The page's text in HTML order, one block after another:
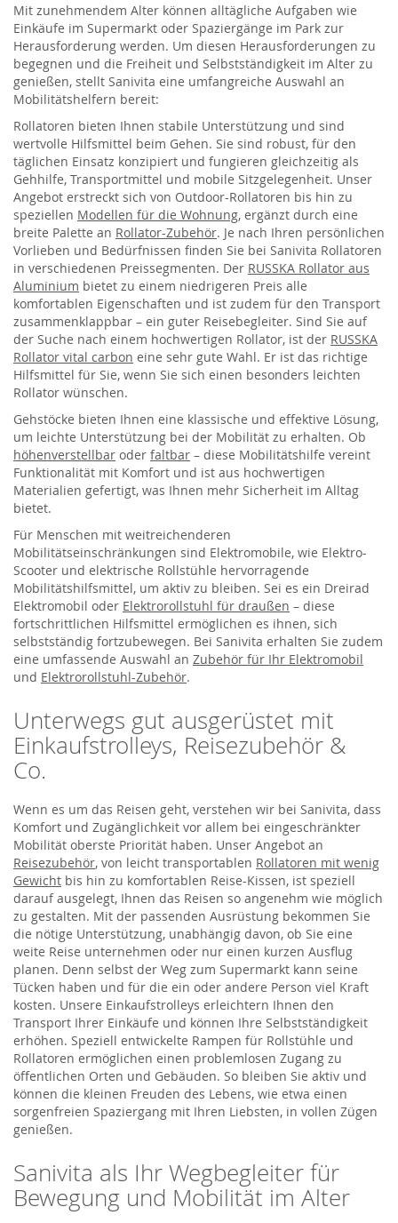
Mit zunehmendem Alter können alltägliche Aufgaben wie
Einkäufe im Supermarkt oder Spaziergänge im Park zur
Herausforderung werden. Um diesen Herausforderungen zu
begegnen und die Freiheit und Selbstständigkeit im Alter zu
genießen, stellt Sanivita eine umfangreiche Auswahl an
Mobilitätshelfern bereit:
Rollatoren bieten Ihnen stabile Unterstützung und sind
wertvolle Hilfsmittel beim Gehen. Sie sind robust, für den
täglichen Einsatz konzipiert und fungieren gleichzeitig als
Gehhilfe, Transportmittel und mobile Sitzgelegenheit. Unser
Angebot erstreckt sich von Outdoor-Rollatoren bis hin zu
speziellen Modellen für die Wohnung, ergänzt durch eine
breite Palette an Rollator-Zubehör. Je nach Ihren persönlichen
Vorlieben und Bedürfnissen finden Sie bei Sanivita Rollatoren
in verschiedenen Preissegmenten. Der RUSSKA Rollator aus
Aluminium bietet zu einem niedrigeren Preis alle
komfortablen Eigenschaften und ist zudem für den Transport
zusammenklappbar – ein guter Reisebegleiter. Sind Sie auf
der Suche nach einem hochwertigen Rollator, ist der RUSSKA
Rollator vital carbon eine sehr gute Wahl. Er ist das richtige
Hilfsmittel für Sie, wenn Sie sich einen besonders leichten
Rollator wünschen.
Gehstöcke bieten Ihnen eine klassische und effektive Lösung,
um leichte Unterstützung bei der Mobilität zu erhalten. Ob
höhenverstellbar oder faltbar – diese Mobilitätshilfe vereint
Funktionalität mit Komfort und ist aus hochwertigen
Materialien gefertigt, was Ihnen mehr Sicherheit im Alltag
bietet.
Für Menschen mit weitreichenderen
Mobilitätseinschränkungen sind Elektromobile, wie Elektro-
Scooter und elektrische Rollstühle hervorragende
Mobilitätshilfsmittel, um aktiv zu bleiben. Sei es ein Dreirad
Elektromobil oder Elektrorollstuhl für draußen – diese
fortschrittlichen Hilfsmittel ermöglichen es ihnen, sich
selbstständig fortzubewegen. Bei Sanivita erhalten Sie zudem
eine umfassende Auswahl an Zubehör für Ihr Elektromobil
und Elektrorollstuhl-Zubehör.
Unterwegs gut ausgerüstet mit
Einkaufstrolleys, Reisezubehör &
Co.
Wenn es um das Reisen geht, verstehen wir bei Sanivita, dass
Komfort und Zugänglichkeit vor allem bei eingeschränkter
Mobilität oberste Priorität haben. Unser Angebot an
Reisezubehör, von leicht transportablen Rollatoren mit wenig
Gewicht bis hin zu komfortablen Reise-Kissen, ist speziell
darauf ausgelegt, Ihnen das Reisen so angenehm wie möglich
zu gestalten. Mit der passenden Ausrüstung bekommen Sie
die nötige Unterstützung, unabhängig davon, ob Sie eine
weite Reise unternehmen oder nur einen kurzen Ausflug
planen. Denn selbst der Weg zum Supermarkt kann seine
Tücken haben und für die ein oder andere Person viel Kraft
kosten. Unsere Einkaufstrolleys erleichtern Ihnen den
Transport Ihrer Einkäufe und können Ihre Selbstständigkeit
erhöhen. Speziell entwickelte Rampen für Rollstühle und
Rollatoren ermöglichen einen problemlosen Zugang zu
öffentlichen Orten und Gebäuden. So bleiben Sie aktiv und
können die kleinen Freuden des Lebens, wie etwa einen
sorgenfreien Spaziergang mit Ihren Liebsten, in vollen Zügen
genießen.
Sanivita als Ihr Wegbegleiter für
Bewegung und Mobilität im Alter